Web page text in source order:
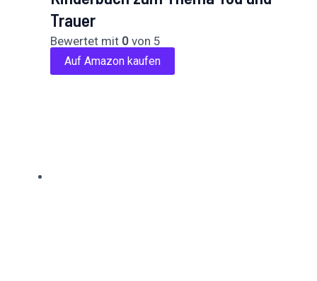
Trauer
Bewertet mit 0 von 5
Auf Amazon kaufen